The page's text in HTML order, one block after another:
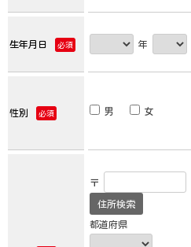
生年月日 必須 年
性別 必須 男 女
〒
都道府県